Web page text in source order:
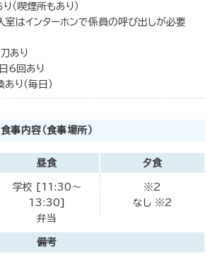
（喫煙所もあり）
はインターホンで係員の呼び出しが必要
刀あり
6回あり
り（毎日）
食事内容（食事場所）
昼食
学校 [11:30～
13:30]
弁当
夕食
※2
なし ※2
備考